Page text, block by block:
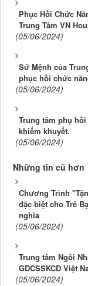
Phục Hồi Chức
Trung Tâm VN
(05/06/2024)
Sứ Mệnh của
phục hồi chức
(05/06/2024)
Trung tâm phụ
khiếm khuyết.
(05/06/2024)
Những tin cũ hơn
Chương Trình
đặc biệt cho Trẻ
nghĩa
(05/06/2024)
Trung tâm Ngôi
GDCSSKCĐ Việt
(05/06/2024)